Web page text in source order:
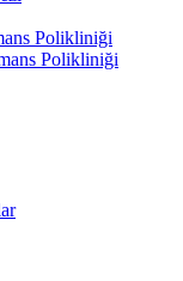
Polikliniği
Polikliniği